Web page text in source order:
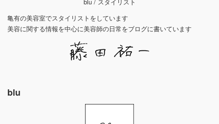
亀有の美容室でスタイリストをしています
美容に関する情報を中心に美容師の日常をブログに書いています
blu